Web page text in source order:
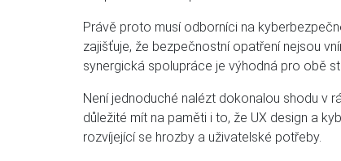
Právě proto musí odborníci na
zajišťuje, že bezpečnostní opatření nejsou
synergická spolupráce je výhodná pro obě
Není jednoduché nalézt dokonalou shodu v
důležité mít na paměti i to, že UX design a
rozvíjející se hrozby a uživatelské potřeby.